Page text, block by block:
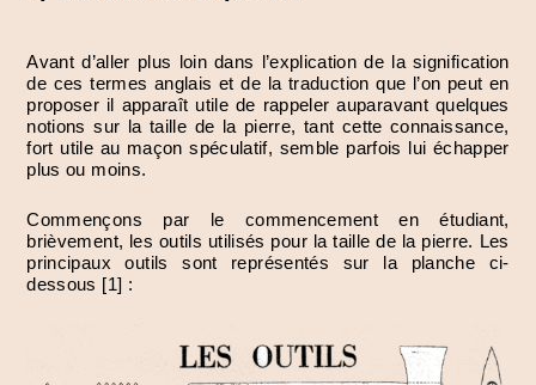
Avant d’aller plus loin dans l’explication de la signification
de ces termes anglais et de la traduction que l’on peut en
proposer il apparaît utile de rappeler auparavant quelques
notions sur la taille de la pierre, tant cette connaissance,
fort utile au maçon spéculatif, semble parfois lui échapper
plus ou moins.
Commençons par le commencement en étudiant,
brièvement, les outils utilisés pour la taille de la pierre. Les
principaux outils sont représentés sur la planche ci-
dessous [1] :